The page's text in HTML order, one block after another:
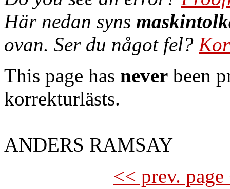
Här nedan syns
ovan. Ser du något fel?
This page has never been
korrekturlästs.
ANDERS RAMSAY
<< prev.